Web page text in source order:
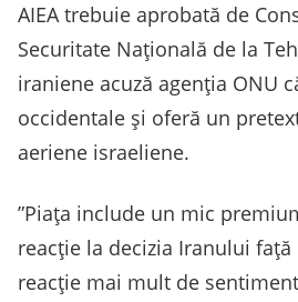
AIEA trebuie aprobată de
Securitate Naţională de la
iraniene acuză agenţia ONU
occidentale şi oferă un
aeriene israeliene.
”Piaţa include un mic
reacţie la decizia Iranului faţă
reacţie mai mult de